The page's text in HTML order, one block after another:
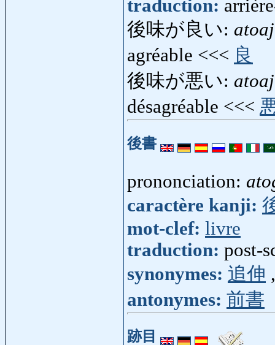
traduction:
後味が良い:
agréable <<< 良
後味が悪い:
désagréable <<<
後書
prononciation:
caractère kanji:
mot-clef: livre
traduction: post-
synonymes: 追伸
antonymes: 前書
跡目